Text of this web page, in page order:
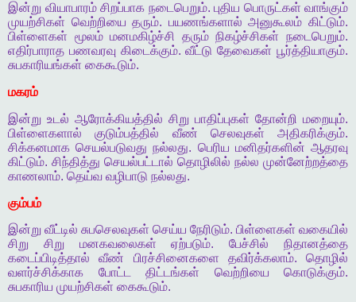
இன்று வியாபாரம் சிறப்பாக நடைபெறும். புதிய பொருட்கள் வாங்கும்
முயற்சிகள் வெற்றியை தரும். பயணங்களால் அனுகூலம் கிட்டும்.
பிள்ளைகள் மூலம் மனமகிழ்ச்சி தரும் நிகழ்ச்சிகள் நடைபெறும்.
எதிர்பாராத பணவரவு கிடைக்கும்.வீட்டு தேவைகள் பூர்த்தியாகும்.
சுபகாரியங்கள் கைகூடும்.
மகரம்
இன்று உடல் ஆரோக்கியத்தில் சிறு பாதிப்புகள் தோன்றி மறையும்.
பிள்ளைகளால்
குடும்பத்தில் வீண் செலவுகள் அதிகரிக்கும்.
சிக்கனமாக செயல்படுவது நல்லது. பெரிய மனிதர்களின் ஆதரவு
கிட்டும். சிந்தித்து செயல்பட்டால் தொழிலில் நல்ல முன்னேற்றத்தை
காணலாம். தெய்வ வழிபாடு நல்லது.
கும்பம்
இன்று வீட்டில் சுபசெலவுகள் செய்ய நேரிடும். பிள்ளைகள் வகையில்
சிறு
சிறு மனகவலைகள் ஏற்படும்.பேச்சில்
நிதானத்தை
கடைப்பிடித்தால்
வீண் பிரச்சினைகளை தவிர்க்கலாம். தொழில்
வளர்ச்சிக்காக
போட்ட திட்டங்கள் வெற்றியை கொடுக்கும்.
சுபகாரிய முயற்சிகள் கைகூடும்.